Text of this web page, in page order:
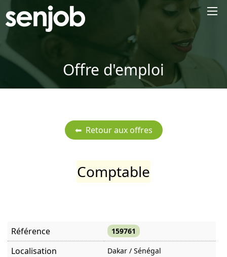
Offre d'emploi
Comptable
Référence 159761
Localisation Dakar / Sénégal